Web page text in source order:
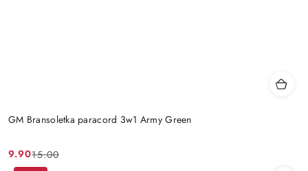
GM Bransoletka paracord 3w1 Army Green
Cena
9.90
Cena15.00